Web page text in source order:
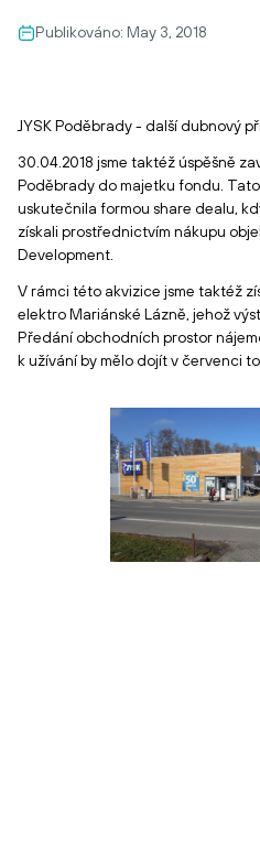
Publikováno: May 3, 2018
JYSK Poděbrady - další dubnový
30.04.2018 jsme taktéž úspěšně
Poděbrady do majetku fondu.
uskutečnila formou share dealu,
získali prostřednictvím nákupu
Development.
V rámci této akvizice jsme taktéž
elektro Mariánské Lázně, jehož
Předání obchodních prostor
k užívání by mělo dojít v červenci